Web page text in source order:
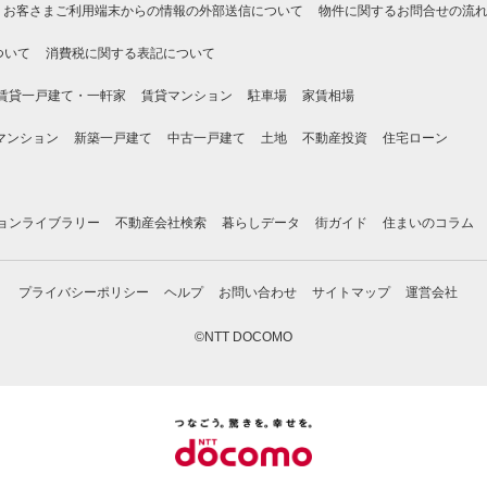
お客さまご利用端末からの情報の外部送信について 物件に関するお問合せの流れ
いて 消費税に関する表記について
貸一戸建て・一軒家 賃貸マンション 駐車場 家賃相場
ンション 新築一戸建て 中古一戸建て 土地 不動産投資 住宅ローン
ンライブラリー 不動産会社検索 暮らしデータ 街ガイド 住まいのコラム
プライバシーポリシー ヘルプ お問い合わせ サイトマップ 運営会社
©NTT DOCOMO